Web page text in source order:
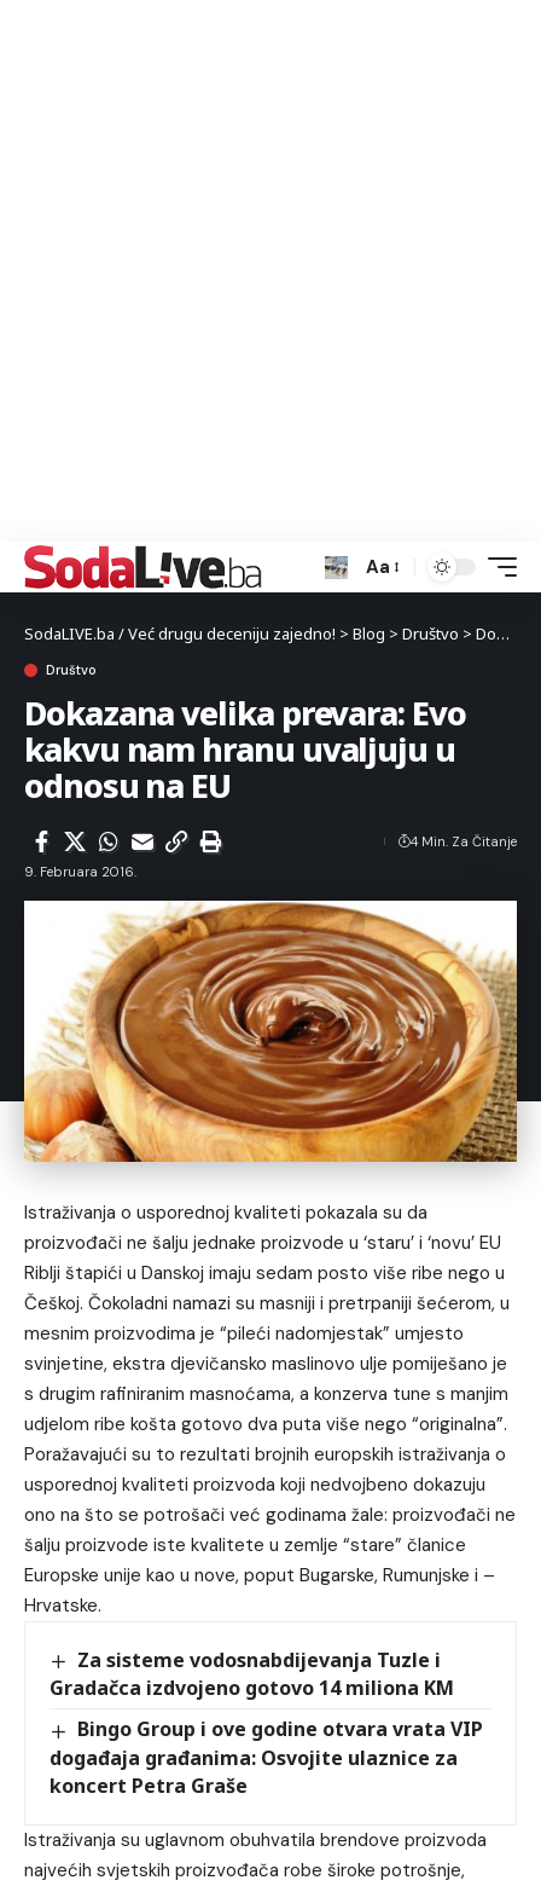
Aa
SodaLIVE.ba / Već drugu deceniju zajedno! > Blog > Društvo > Dokazana velika prevara: Evo kakvu nam hranu uvaljuju u odnosu na EU
Društvo
Dokazana velika prevara: Evo
kakvu nam hranu uvaljuju u
odnosu na EU
9. Februara 2016.
4 Min. Za Čitanje
Istraživanja o usporednoj kvaliteti pokazala su da
proizvođači ne šalju jednake proizvode u ‘staru’ i ‘novu’ EU
Riblji štapići u Danskoj imaju sedam posto više ribe nego u
Češkoj. Čokoladni namazi su masniji i pretrpaniji šećerom, u
mesnim proizvodima je “pileći nadomjestak” umjesto
svinjetine, ekstra djevičansko maslinovo ulje pomiješano je
s drugim rafiniranim masnoćama, a konzerva tune s manjim
udjelom ribe košta gotovo dva puta više nego “originalna”.
Poražavajući su to rezultati brojnih europskih istraživanja o
usporednoj kvaliteti proizvoda koji nedvojbeno dokazuju
ono na što se potrošači već godinama žale: proizvođači ne
šalju proizvode iste kvalitete u zemlje “stare” članice
Europske unije kao u nove, poput Bugarske, Rumunjske i –
Hrvatske.
Za sisteme vodosnabdijevanja Tuzle i
Gradačca izdvojeno gotovo 14 miliona KM
Bingo Group i ove godine otvara vrata VIP
događaja građanima: Osvojite ulaznice za
koncert Petra Graše
Istraživanja su uglavnom obuhvatila brendove proizvoda
najvećih svjetskih proizvođača robe široke potrošnje,